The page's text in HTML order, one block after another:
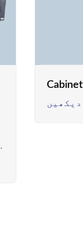
Cabinet
دیکھیں